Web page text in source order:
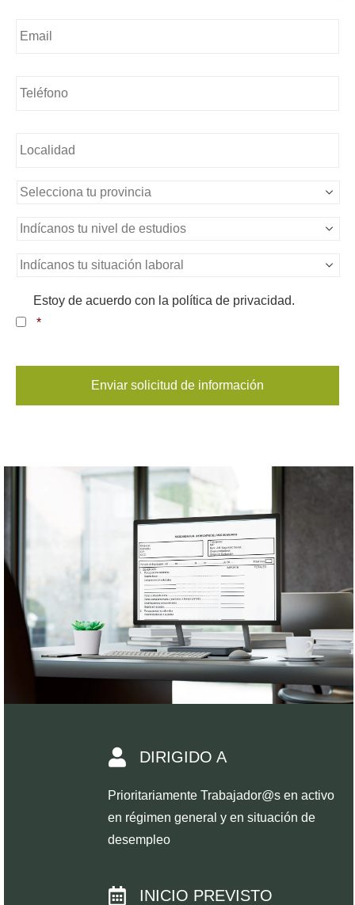
DIRIGIDO A
Prioritariamente Trabajador@s en activo
en régimen general y en situación de
desempleo
INICIO PREVISTO
nombre *
Sin
Nivel
estudios
Situación
Consentimiento *
Estoy de acuerdo con la política de privacidad.
*